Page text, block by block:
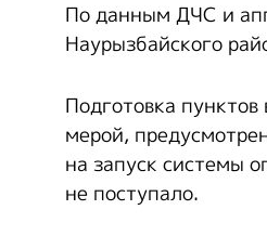
По данным ДЧС и
Наурызбайского
Подготовка
мерой,
на запуск системы
не поступало.